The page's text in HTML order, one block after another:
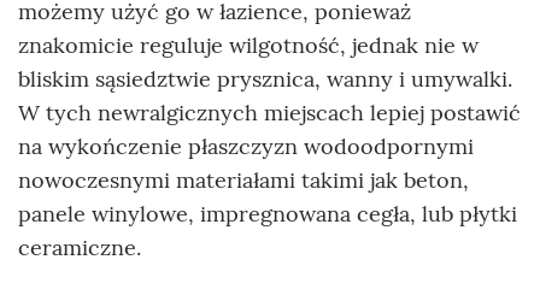
możemy użyć go w łazience, ponieważ
znakomicie reguluje wilgotność, jednak nie w
bliskim sąsiedztwie prysznica, wanny i umywalki.
W tych newralgicznych miejscach lepiej postawić
na wykończenie płaszczyzn wodoodpornymi
nowoczesnymi materiałami takimi jak beton,
panele winylowe, impregnowana cegła, lub płytki
ceramiczne.